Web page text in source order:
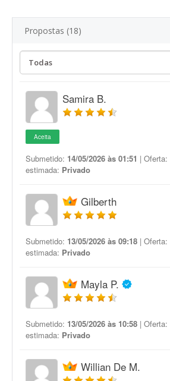
Propostas (18)
Samira B.
Aceita
Submetido: 14/05/2026 às 01:51 | Oferta:
estimada: Privado
Gilberth
Submetido: 13/05/2026 às 09:18 | Oferta:
estimada: Privado
Mayla P.
Submetido: 13/05/2026 às 10:58 | Oferta:
estimada: Privado
Willian De M.